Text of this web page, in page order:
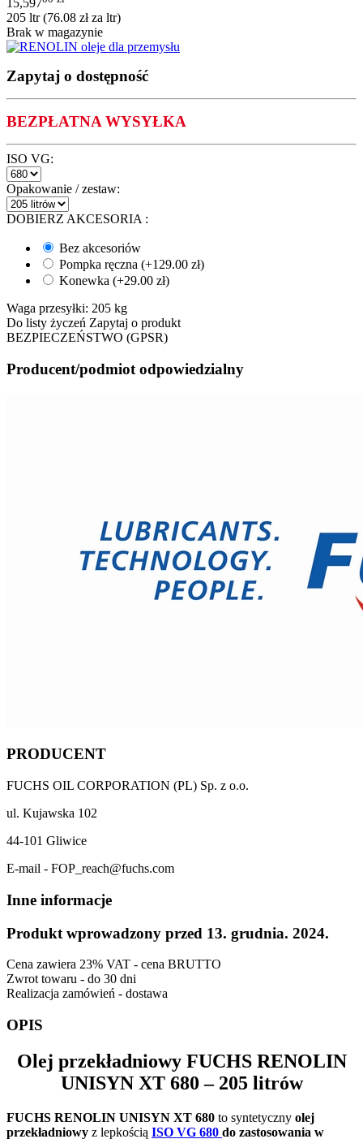
15,597
205 ltr (76.08 złza ltr)
Brak w magazynie
Zapytaj o dostępność
BEZPŁATNA WYSYŁKA
ISO VG:
Opakowanie / zestaw:
DOBIERZ AKCESORIA :
Bez akcesoriów
Pompka ręczna (+129.00 zł)
Konewka (+29.00 zł)
Waga przesyłki: 205 kg
Do listy życzeń Zapytaj o produkt
BEZPIECZEŃSTWO (GPSR)
Producent/podmiot odpowiedzialny
PRODUCENT
FUCHS OIL CORPORATION (PL) Sp. z o.o.
ul. Kujawska 102
44-101 Gliwice
E-mail - FOP_reach@fuchs.com
Inne informacje
Produkt wprowadzony przed 13. grudnia. 2024.
Cena zawiera 23% VAT - cena BRUTTO
Zwrot towaru - do 30 dni
Realizacja zamówień - dostawa
OPIS
Olej przekładniowy FUCHS RENOLIN
UNISYN XT 680 – 205 litrów
FUCHS RENOLIN UNISYN XT 680 to syntetyczny olej
przekładniowy z lepkością ISO VG 680 do zastosowania w